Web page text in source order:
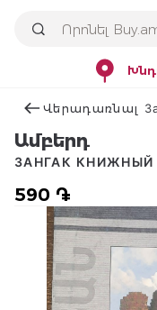
Վերադառնալ
Ամբերդ
590 ֏
ЗАНГАК КНИЖНЫЙ